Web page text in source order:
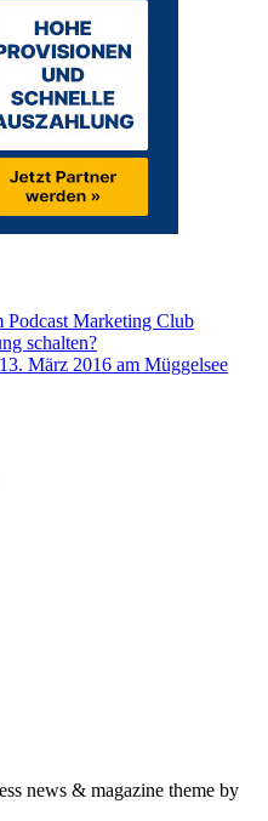
Marketing Club
schalten?
März 2016 am Müggelsee
news & magazine theme by